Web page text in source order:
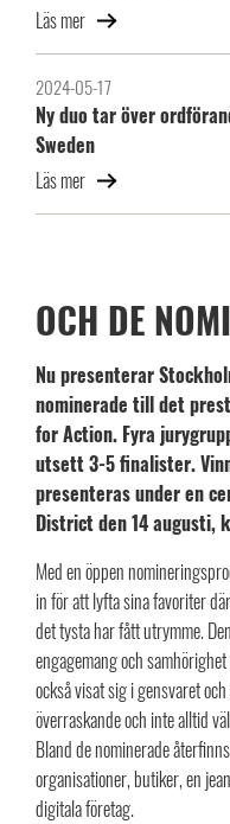
Läs mer
2024-05-17
Ny duo tar över
Sweden
Läs mer
OCH DE
Nu presenterar
nominerade till det
for Action. Fyra
utsett 3-5 finalister.
presenteras under en
District den 14 augusti,
Med en öppen
in för att lyfta sina favoriter
det tysta har fått utrymme.
engagemang och
också visat sig i gensvaret
överraskande och inte alltid
Bland de nominerade
organisationer, butiker, en
digitala företag.